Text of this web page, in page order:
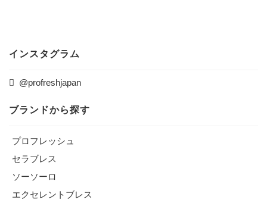
インスタグラム
@profreshjapan
ブランドから探す
プロフレッシュ
セラブレス
ソーソーロ
エクセレントブレス